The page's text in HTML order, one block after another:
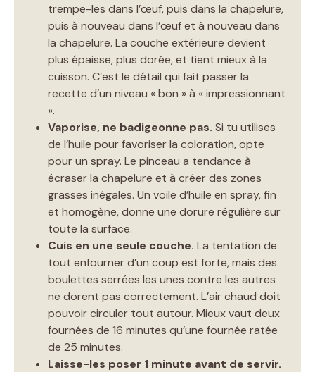
trempe-les dans l’œuf, puis dans la chapelure,
puis à nouveau dans l’œuf et à nouveau dans
la chapelure. La couche extérieure devient
plus épaisse, plus dorée, et tient mieux à la
cuisson. C’est le détail qui fait passer la
recette d’un niveau « bon » à « impressionnant
».
Vaporise, ne badigeonne pas. Si tu utilises
de l’huile pour favoriser la coloration, opte
pour un spray. Le pinceau a tendance à
écraser la chapelure et à créer des zones
grasses inégales. Un voile d’huile en spray, fin
et homogène, donne une dorure régulière sur
toute la surface.
Cuis en une seule couche. La tentation de
tout enfourner d’un coup est forte, mais des
boulettes serrées les unes contre les autres
ne dorent pas correctement. L’air chaud doit
pouvoir circuler tout autour. Mieux vaut deux
fournées de 16 minutes qu’une fournée ratée
de 25 minutes.
Laisse-les poser 1 minute avant de servir.